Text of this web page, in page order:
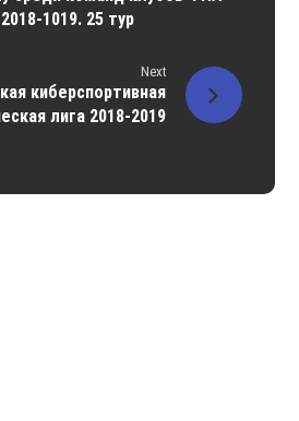
1019. 25 тур
Next
киберспортивная
лига 2018-2019